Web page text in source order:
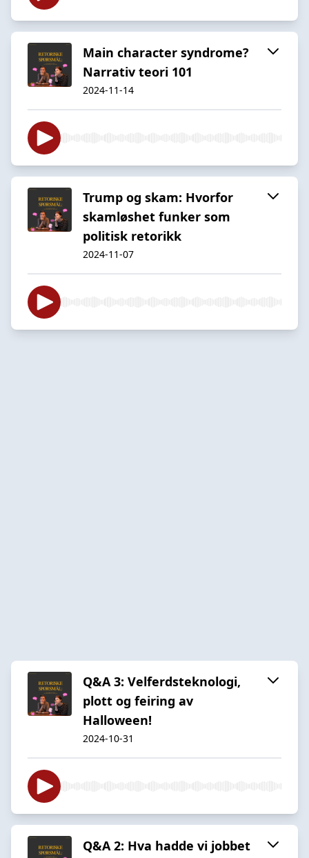
Main character syndrome?
Narrativ teori 101
2024-11-14
Trump og skam: Hvorfor
skamløshet funker som
politisk retorikk
2024-11-07
Q&A 3: Velferdsteknologi,
plott og feiring av
Halloween!
2024-10-31
Q&A 2: Hva hadde vi jobbet